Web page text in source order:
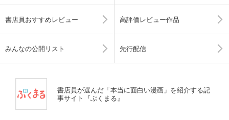
書店員おすすめレビュー 高評価レビュー作品
みんなの公開リスト 先行配信
書店員が選んだ「本当に面白い漫画」を紹介する記
事サイト『ぶくまる』